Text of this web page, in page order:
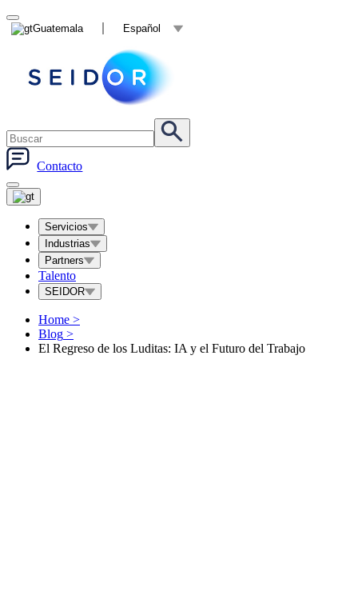
Guatemala Español
Contacto
Servicios
Industrias
Partners
Talento
SEIDOR
Home >
Blog >
El Regreso de los Luditas: IA y el Futuro del Trabajo